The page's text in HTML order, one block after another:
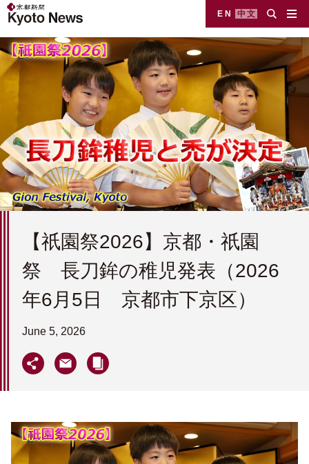
EN 中文
【祇園祭2026】京都・祇園
祭 長刀鉾の稚児発表（2026
年6月5日 京都市下京区）
June 5, 2026